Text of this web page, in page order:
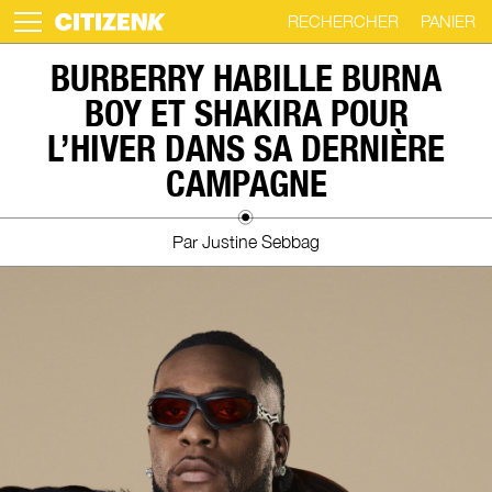
RECHERCHER PANIER
BURBERRY HABILLE BURNA
BOY ET SHAKIRA POUR
L’HIVER DANS SA DERNIÈRE
CAMPAGNE
Par Justine Sebbag